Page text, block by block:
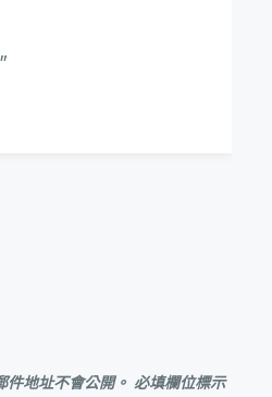
件地址不會公開。 必填欄位標示